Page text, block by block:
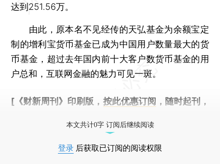
达到251.56万。
由此，原本名不见经传的天弘基金为余额宝定
制的增利宝货币基金已成为中国用户数量最大的货
币基金，超过去年国内前十大客户数货币基金的用
户总和，互联网金融的魅力可见一斑。
[《财新周刊》印刷版， 按此优惠订阅 ，随时起刊，
本文共计0字 订阅后继续阅读
登录 后获取已订阅的阅读权限